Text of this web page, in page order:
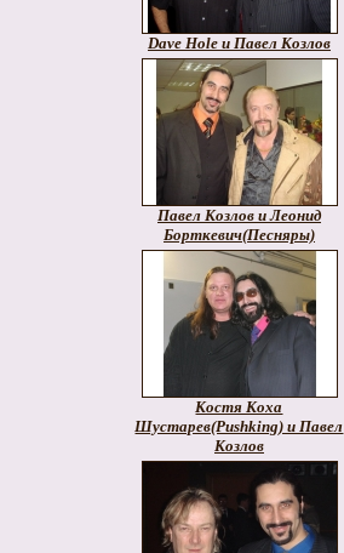
Dave Hole и Павел Козлов
Павел Козлов и Леонид
Борткевич(Песняры)
Костя Коха
Шустарев(Pushking) и Павел
Козлов